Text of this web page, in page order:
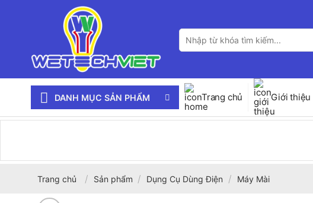
Tìm
kiếm:
DANH MỤC SẢN PHẨM Trang chủ Giới thiệu
Trang chủ / Sản phẩm / Dụng Cụ Dùng Điện / Máy Mài